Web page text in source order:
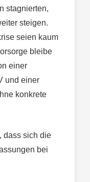
stagnierten,
steigen.
seien kaum
bleibe
einer
und einer
konkrete
dass sich die
bei